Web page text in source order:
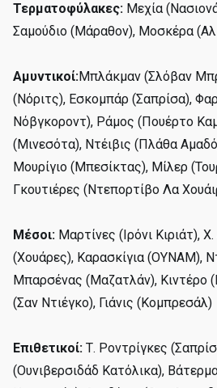
Τερματοφύλακες: Μεχία
Σαμούδιο (Μάραθον), Μοσκέρα
Αμυντικοί:Μπλάκμαν (Σλόβαν
(Νόριτς), Εσκομπάρ (Σαπρίσα),
Νόβγκοροντ), Ράμος (Πουέρτο
(Μινεσότα), Ντέιβις (Πλάθα
Μουρίγιο (Μπεσίκτας), Μίλερ
Γκουτιέρες (Ντεπορτίβο Λα
Μέσοι: Μαρτίνες (Ιρόνι Κιριάτ),
(Χουάρες), Καρασκίγια (ΟΥΝΑΜ),
Μπαρσένας (Μαζατλάν), Κιντέρο
(Σαν Ντιέγκο), Γιάνις (Κομπρεσάλ)
Επιθετικοί: Τ. Ροντρίγκες
(Ουνιβερσιδάδ Κατόλικα),